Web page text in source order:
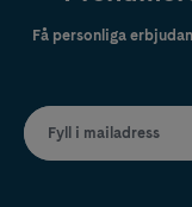
Få personliga
Fyll i mailadress